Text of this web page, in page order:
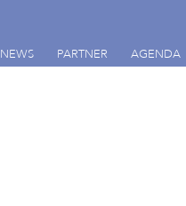
NEWS PARTNER AGENDA